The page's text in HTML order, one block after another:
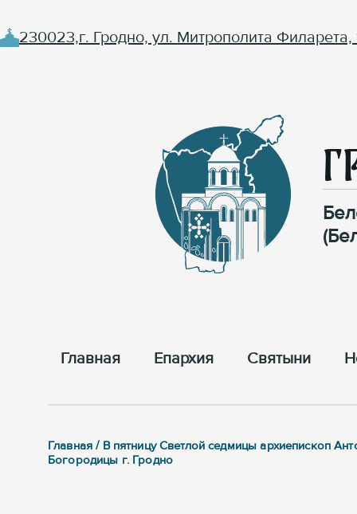
230023,г. Гродно, ул. Митрополита Филарета,
Главная Епархия Cвятыни
Главная / В пятницу Светлой седмицы архиепископ
Богородицы г. Гродно